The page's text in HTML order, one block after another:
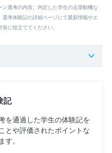
選考の内容、内定した学生の志望動機な
考体験記の詳細ページにて最新情報やエ
に役立ててください。
記
を通過した学生の体験記を
とや評価されたポイントな
。